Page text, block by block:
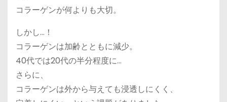
コラーゲンが何よりも大切。
しかし…！
コラーゲンは加齢とともに減少。
40代では20代の半分程度に…
さらに、
コラーゲンは外から与えても浸透しにくく、